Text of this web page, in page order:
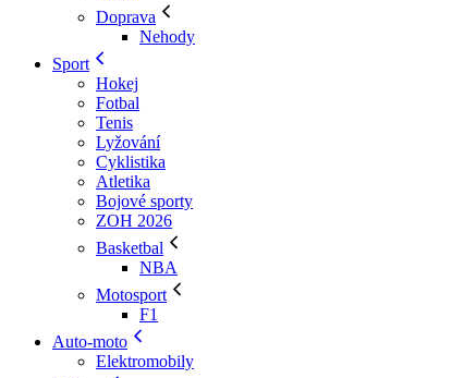
Doprava
Nehody
Sport
Hokej
Fotbal
Tenis
Lyžování
Cyklistika
Atletika
Bojové sporty
ZOH 2026
Basketbal
NBA
Motosport
F1
Auto-moto
Elektromobily